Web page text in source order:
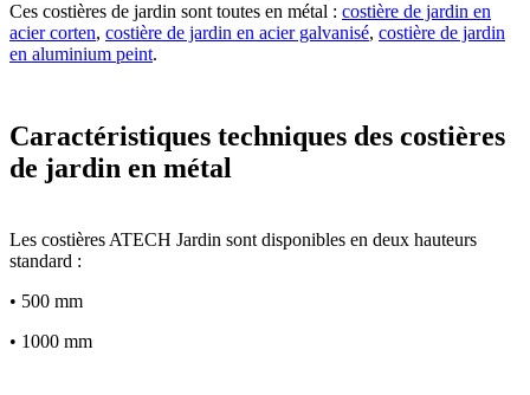
Ces costières de jardin sont toutes en métal : costière de jardin en
acier corten, costière de jardin en acier galvanisé, costière de jardin
en aluminium peint.
Caractéristiques techniques des costières
de jardin en métal
Les costières ATECH Jardin sont disponibles en deux hauteurs
standard :
• 500 mm
• 1000 mm